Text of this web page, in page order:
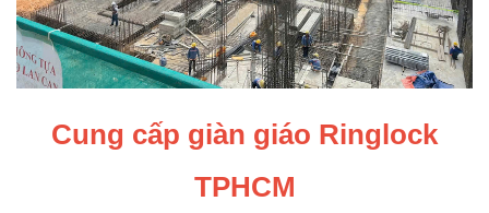
Cung cấp giàn giáo Ringlock
TPHCM